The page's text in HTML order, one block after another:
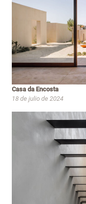
Casa da Encosta
18 de julio de 2024